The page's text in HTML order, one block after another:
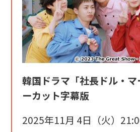
韓国ドラマ「社長ドル・マ
ーカット字幕版
2025年11月 4日（火）